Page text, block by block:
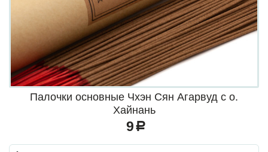
Палочки основные Чхэн Сян Агарвуд с о.
Хайнань
9 a